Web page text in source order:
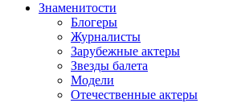
Знаменитости
Блогеры
Журналисты
Зарубежные актеры
Звезды балета
Модели
Отечественные актеры